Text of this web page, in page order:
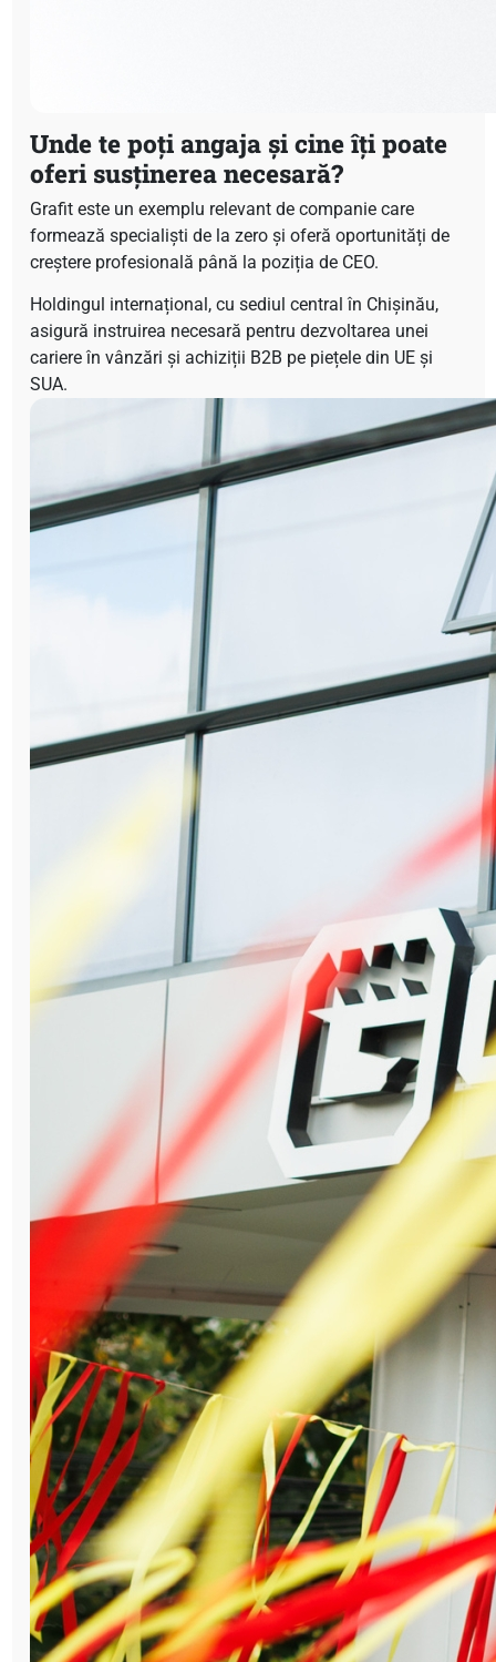
Unde te poți angaja și cine îți poate
oferi susținerea necesară?
Grafit este un exemplu relevant de companie care
formează specialiști de la zero și oferă oportunități de
creștere profesională până la poziția de CEO.
Holdingul internațional, cu sediul central în Chișinău,
asigură instruirea necesară pentru dezvoltarea unei
cariere în vânzări și achiziții B2B pe piețele din UE și
SUA.